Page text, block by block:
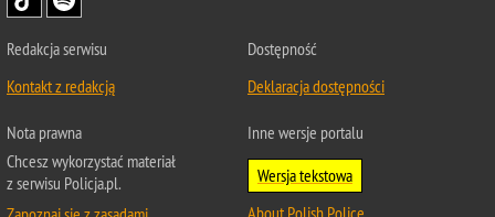
Redakcja serwisu
Kontakt z redakcją
Dostępność
Deklaracja dostępności
Nota prawna
Chcesz wykorzystać materiał
z serwisu Policja.pl.
Inne wersje portalu
Wersja tekstowa